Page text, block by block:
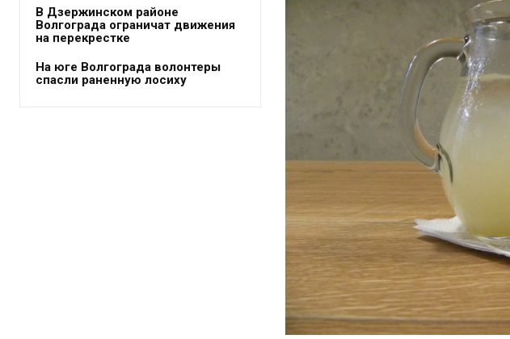
В Дзержинском районе
Волгограда ограничат движения
на перекрестке
На юге Волгограда волонтеры
спасли раненную лосиху